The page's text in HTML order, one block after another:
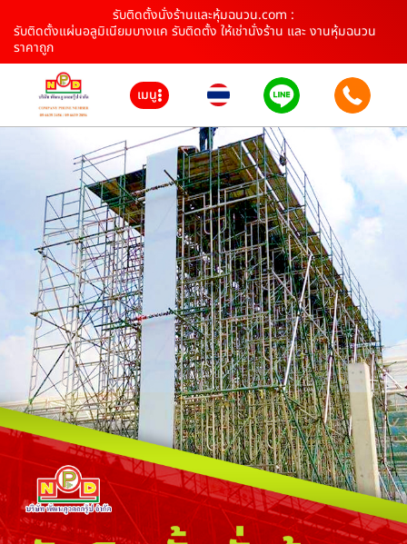
รับติดตั้งนั่งร้านและหุ้มฉนวน.com :
รับติดตั้งแผ่นอลูมิเนียมบางแค รับติดตั้ง ให้เช่านั่งร้าน และ งานหุ้มฉนวน
ราคาถูก
เมนู